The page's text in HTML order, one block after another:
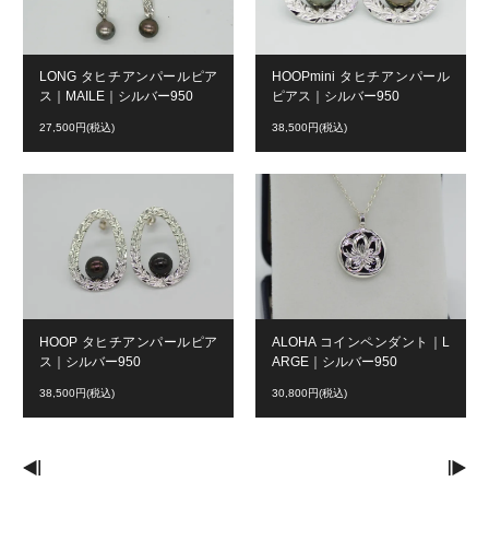
LONG タヒチアンパールピア
ス｜MAILE｜シルバー950
27,500円(税込)
HOOP タヒチアンパールピア
ス｜シルバー950
38,500円(税込)
HOOPmini タヒチアンパール
ピアス｜シルバー950
38,500円(税込)
ALOHA コインペンダント｜L
ARGE｜シルバー950
30,800円(税込)